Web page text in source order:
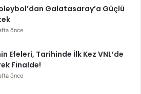
Galatasaray’a Güçlü
önce
Efeleri, Tarihinde İlk Kez VNL’de
Finalde!
önce